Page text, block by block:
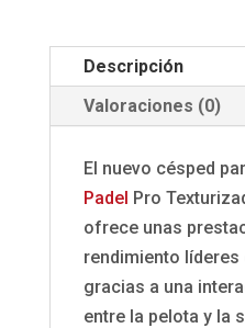
Descripción
Valoraciones (0)
El nuevo césped
Padel Pro
ofrece unas
rendimiento líderes
gracias a una
entre la pelota y la